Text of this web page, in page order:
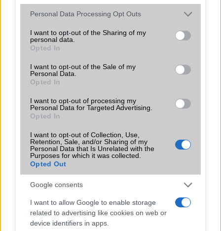
Please note that this website/app uses one or more Google
not limited to your visit or usage behaviour. You may click to
grant or deny consent to Google and its third-party tags to
use your data for below specified purposes in below Google
consent section.
Personal Data Processing Opt Outs
I want to opt-out of the Sharing of my
personal data.
Opted In
I want to opt-out of the Sale of my
Personal Data.
Opted In
I want to opt-out of processing my
Personal Data for Targeted Advertising.
Opted In
I want to opt-out of Collection, Use,
Retention, Sale, and/or Sharing of my
Personal Data that Is Unrelated with the
Purposes for which it was collected.
Opted Out
Google consents
I want to allow Google to enable storage
related to advertising like cookies on web or
device identifiers in apps.
HÍRLEVÉL
webhelyet a reCAPTCHA védi. A Google
adatvédelmi irányelve
szolgáltatási feltételekérvényesek.
Korábbi hírlevelek
SZAVAZÁS
Megérné Önnek telefont váltani csak azért, mert az új modell dupla alap